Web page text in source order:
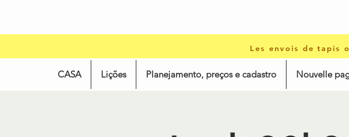
Les envois de tapis
CASA Lições Planejamento, preços e cadastro Nouvelle